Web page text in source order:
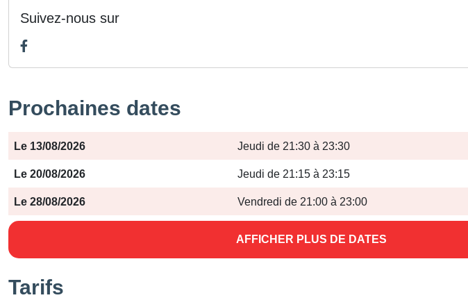
Suivez-nous sur
Prochaines dates
Période Jours
Le 13/08/2026 Jeudi de 21:30 à 23:30
Le 20/08/2026 Jeudi de 21:15 à 23:15
Le 28/08/2026 Vendredi de 21:00 à 23:00
AFFICHER PLUS DE DATES
Tarifs